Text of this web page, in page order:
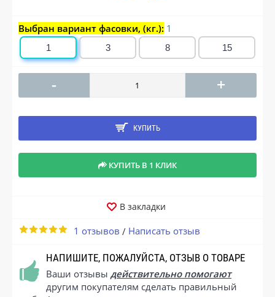
Выбран вариант фасовки, (кг.): 1
1 3 8 15
- +
КУПИТЬ
КУПИТЬ В 1 КЛИК
В закладки
1 отзывов / Написать отзыв
НАПИШИТЕ, ПОЖАЛУЙСТА, ОТЗЫВ О ТОВАРЕ
Ваши отзывы действительно помогают
другим покупателям сделать правильный